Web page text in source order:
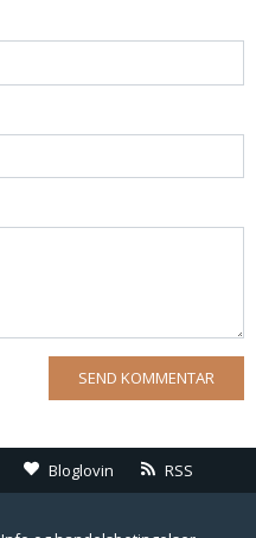
Bloglovin RSS